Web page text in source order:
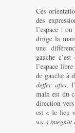
Ces
des
l’espace :
dirige la
une
gauche
l’espace
de gauche à
deffer afus,
main est du
direction
est « le lieu
wa s imegnät